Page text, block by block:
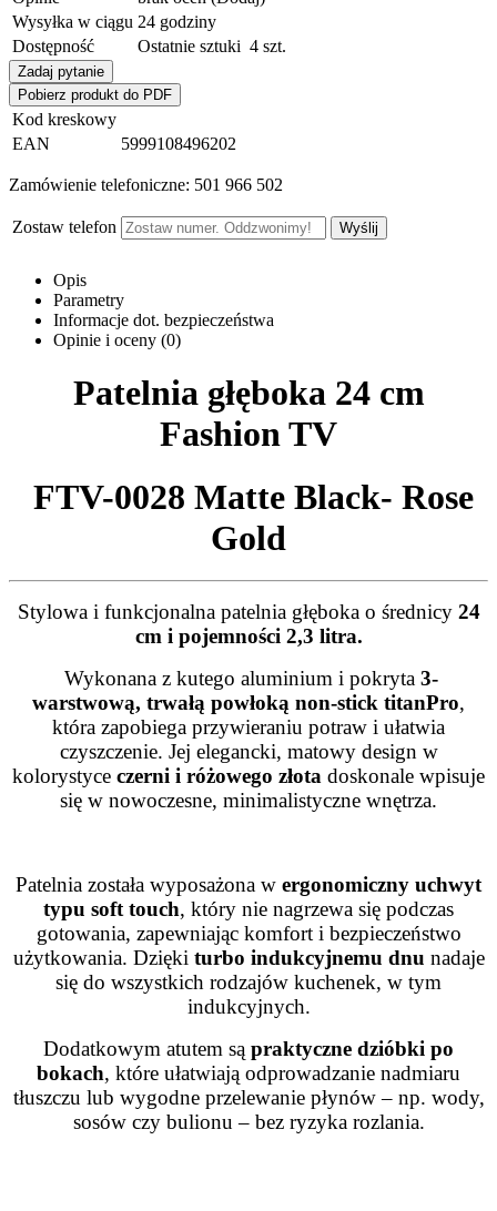
Wysyłka w ciągu 24 godziny
Dostępność
Ostatnie sztuki 4 szt.
Zadaj pytanie
Pobierz produkt do PDF
Kod kreskowy
EAN
5999108496202
Zamówienie telefoniczne: 501 966 502
Zostaw telefon Wyślij
Opis
Parametry
Informacje dot. bezpieczeństwa
Opinie i oceny (0)
Patelnia głęboka 24 cm
Fashion TV
FTV-0028 Matte Black- Rose
Gold
Stylowa i funkcjonalna patelnia głęboka o średnicy 24
cm i pojemności 2,3 litra.
Wykonana z kutego aluminium i pokryta 3-
warstwową, trwałą powłoką non-stick titanPro,
która zapobiega przywieraniu potraw i ułatwia
czyszczenie. Jej elegancki, matowy design w
kolorystyce czerni i różowego złota doskonale wpisuje
się w nowoczesne, minimalistyczne wnętrza.
Patelnia została wyposażona w ergonomiczny uchwyt
typu soft touch, który nie nagrzewa się podczas
gotowania, zapewniając komfort i bezpieczeństwo
użytkowania. Dzięki turbo indukcyjnemu dnu nadaje
się do wszystkich rodzajów kuchenek, w tym
indukcyjnych.
Dodatkowym atutem są praktyczne dzióbki po
bokach, które ułatwiają odprowadzanie nadmiaru
tłuszczu lub wygodne przelewanie płynów – np. wody,
sosów czy bulionu – bez ryzyka rozlania.